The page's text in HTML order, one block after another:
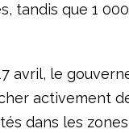
tandis que 1
avril, le
activement
dans les